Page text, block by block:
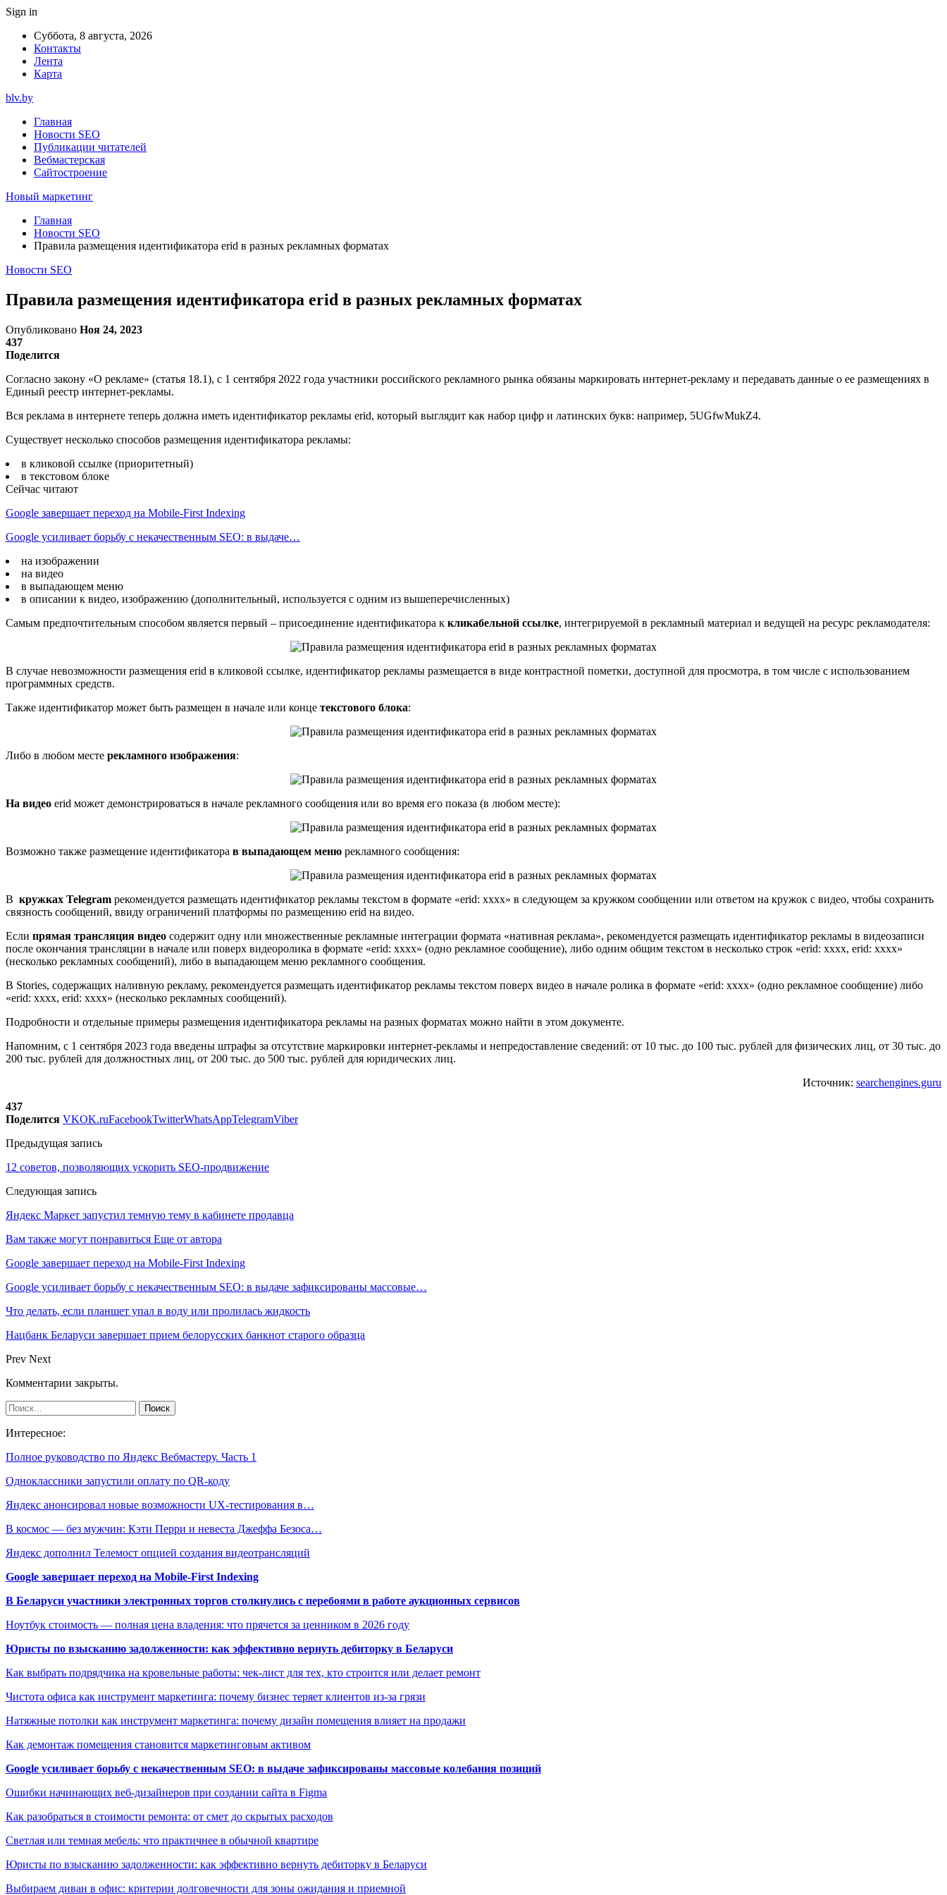
Sign in
Суббота, 8 августа, 2026
Контакты
Лента
Карта
blv.by
Главная
Новости SEO
Публикации читателей
Вебмастерская
Сайтостроение
Новый маркетинг
Главная
Новости SEO
Правила размещения идентификатора erid в разных рекламных форматах
Новости SEO
Правила размещения идентификатора erid в разных рекламных форматах
Опубликовано Ноя 24, 2023
437
Поделится
Согласно закону «О рекламе» (статья 18.1), с 1 сентября 2022 года участники российского рекламного рынка обязаны маркировать интернет-рекламу и передавать данные о ее размещениях в
Единый реестр интернет-рекламы.
Вся реклама в интернете теперь должна иметь идентификатор рекламы erid, который выглядит как набор цифр и латинских букв: например, 5UGfwMukZ4.
Существует несколько способов размещения идентификатора рекламы:
в кликовой ссылке (приоритетный)
в текстовом блоке
Сейчас читают
Google завершает переход на Mobile-First Indexing
Google усиливает борьбу с некачественным SEO: в выдаче…
на изображении
на видео
в выпадающем меню
в описании к видео, изображению (дополнительный, используется с одним из вышеперечисленных)
Самым предпочтительным способом является первый – присоединение идентификатора к кликабельной ссылке, интегрируемой в рекламный материал и ведущей на ресурс рекламодателя:
В случае невозможности размещения erid в кликовой ссылке, идентификатор рекламы размещается в виде контрастной пометки, доступной для просмотра, в том числе с использованием
программных средств.
Также идентификатор может быть размещен в начале или конце текстового блока:
Либо в любом месте рекламного изображения:
На видео erid может демонстрироваться в начале рекламного сообщения или во время его показа (в любом месте):
Возможно также размещение идентификатора в выпадающем меню рекламного сообщения:
В кружках Telegram рекомендуется размещать идентификатор рекламы текстом в формате «erid: xxxx» в следующем за кружком сообщении или ответом на кружок с видео, чтобы сохранить
связность сообщений, ввиду ограничений платформы по размещению erid на видео.
Если прямая трансляция видео содержит одну или множественные рекламные интеграции формата «нативная реклама», рекомендуется размещать идентификатор рекламы в видеозаписи
после окончания трансляции в начале или поверх видеоролика в формате «erid: xxxx» (одно рекламное сообщение), либо одним общим текстом в несколько строк «erid: xxxx, erid: xxxx»
(несколько рекламных сообщений), либо в выпадающем меню рекламного сообщения.
В Stories, содержащих наливную рекламу, рекомендуется размещать идентификатор рекламы текстом поверх видео в начале ролика в формате «erid: xxxx» (одно рекламное сообщение) либо
«erid: xxxx, erid: xxxx» (несколько рекламных сообщений).
Подробности и отдельные примеры размещения идентификатора рекламы на разных форматах можно найти в этом документе.
Напомним, с 1 сентября 2023 года введены штрафы за отсутствие маркировки интернет-рекламы и непредоставление сведений: от 10 тыс. до 100 тыс. рублей для физических лиц, от 30 тыс. до
200 тыс. рублей для должностных лиц, от 200 тыс. до 500 тыс. рублей для юридических лиц.
Источник: searchengines.guru
437
Поделится VKOK.ruFacebookTwitterWhatsAppTelegramViber
Предыдущая запись
12 советов, позволяющих ускорить SEO-продвижение
Следующая запись
Яндекс Маркет запустил темную тему в кабинете продавца
Вам также могут понравиться Еще от автора
Google завершает переход на Mobile-First Indexing
Google усиливает борьбу с некачественным SEO: в выдаче зафиксированы массовые…
Что делать, если планшет упал в воду или пролилась жидкость
Нацбанк Беларуси завершает прием белорусских банкнот старого образца
Prev Next
Комментарии закрыты.
Интересное:
Полное руководство по Яндекс Вебмастеру. Часть 1
Одноклассники запустили оплату по QR-коду
Яндекс анонсировал новые возможности UX-тестирования в…
В космос — без мужчин: Кэти Перри и невеста Джеффа Безоса…
Яндекс дополнил Телемост опцией создания видеотрансляций
Google завершает переход на Mobile-First Indexing
В Беларуси участники электронных торгов столкнулись с перебоями в работе аукционных сервисов
Ноутбук стоимость — полная цена владения: что прячется за ценником в 2026 году
Юристы по взысканию задолженности: как эффективно вернуть дебиторку в Беларуси
Как выбрать подрядчика на кровельные работы: чек-лист для тех, кто строится или делает ремонт
Чистота офиса как инструмент маркетинга: почему бизнес теряет клиентов из-за грязи
Натяжные потолки как инструмент маркетинга: почему дизайн помещения влияет на продажи
Как демонтаж помещения становится маркетинговым активом
Google усиливает борьбу с некачественным SEO: в выдаче зафиксированы массовые колебания позиций
Ошибки начинающих веб-дизайнеров при создании сайта в Figma
Как разобраться в стоимости ремонта: от смет до скрытых расходов
Светлая или темная мебель: что практичнее в обычной квартире
Юристы по взысканию задолженности: как эффективно вернуть дебиторку в Беларуси
Выбираем диван в офис: критерии долговечности для зоны ожидания и приемной